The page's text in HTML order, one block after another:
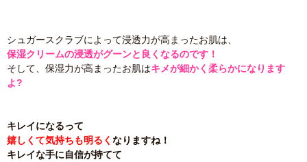
シュガースクラブによって浸透力が高まったお肌は、
保湿クリームの浸透がグーンと良くなるのです！
そして、保湿力が高まったお肌はキメが細かく柔らかになります
よ?
キレイになるって
嬉しくて気持ちも明るく なりますね！
キレイな手に自信が持てて